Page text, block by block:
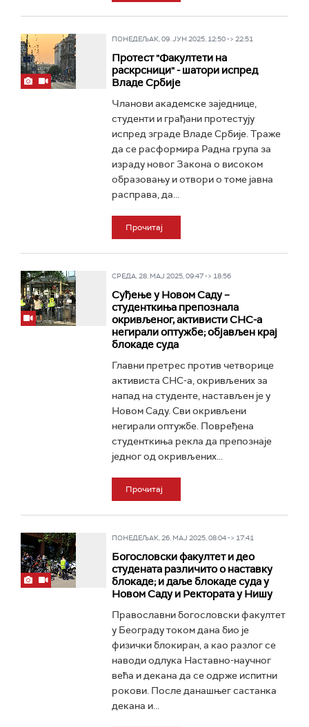
ПОНЕДЕЉАК, 09. ЈУН 2025, 12:50 -> 22:51
Протест "Факултети на
раскрсници" - шатори испред
Владе Србије
Чланови академске заједнице,
студенти и грађани протестују
испред зграде Владе Србије. Траже
да се расформира Радна група за
израду новог Закона о високом
образовању и отвори о томе јавна
расправа, да...
Прочитај
СРЕДА, 28. МАЈ 2025, 09:47 -> 18:56
Суђење у Новом Саду –
студенткиња препознала
окривљеног, активисти СНС-а
негирали оптужбе; објављен крај
блокаде суда
Главни претрес против четворице
активиста СНС-а, окривљених за
напад на студенте, настављен је у
Новом Саду. Сви окривљени
негирали оптужбе. Повређена
студенткиња рекла да препознаје
једног од окривљених...
Прочитај
ПОНЕДЕЉАК, 26. МАЈ 2025, 08:04 -> 17:41
Богословски факултет и део
студената различито о наставку
блокаде; и даље блокаде суда у
Новом Саду и Ректората у Нишу
Православни богословски факултет
у Београду током дана био је
физички блокиран, а као разлог се
наводи одлука Наставно-научног
већа и декана да се одрже испитни
рокови. После данашњег састанка
декана и...